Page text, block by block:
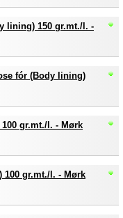
lining) 150 gr.mt./l. -
fór (Body lining)
gr.mt./l. - Mørk
gr.mt./l. - Mørk